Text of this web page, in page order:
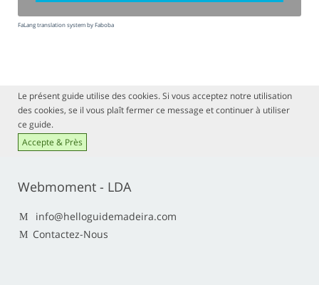
FaLang translation system by Faboba
Le présent guide utilise des cookies. Si vous acceptez notre utilisation
des cookies, se il vous plaît fermer ce message et continuer à utiliser
ce guide.
Accepte & Près
Webmoment - LDA
info@helloguidemadeira.com
Contactez-Nous